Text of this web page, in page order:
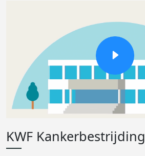
KWF Kankerbestrijding